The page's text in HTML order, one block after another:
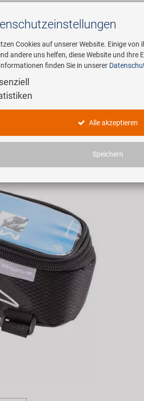
Cookies auf unserer Website. Einige von
andere uns helfen, diese Website und Ihre
finden Sie in unserer
Alle akzeptieren
Speichern